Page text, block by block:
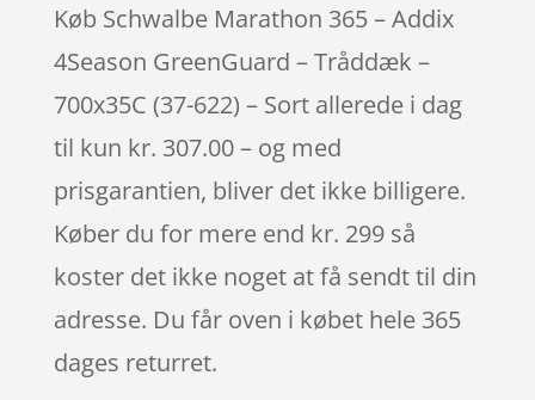
Køb Schwalbe Marathon 365 – Addix
4Season GreenGuard – Tråddæk –
700x35C (37-622) – Sort allerede i dag
til kun kr. 307.00 – og med
prisgarantien, bliver det ikke billigere.
Køber du for mere end kr. 299 så
koster det ikke noget at få sendt til din
adresse. Du får oven i købet hele 365
dages returret.